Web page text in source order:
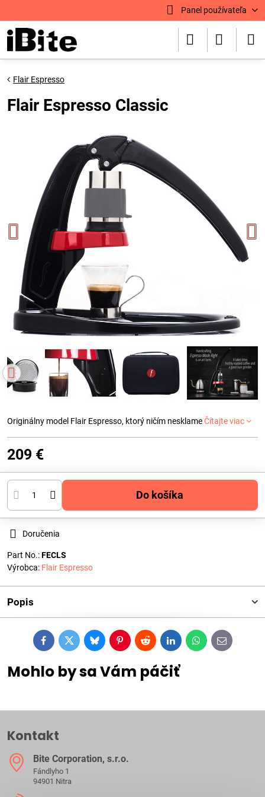
Panel používateľa
Flair Espresso
Flair Espresso Classic
Originálny model Flair Espresso, ktorý ničím nesklameČítajte viac
209 €
Do košíka
Doručenia
Part No.:FECLS
Výrobca: Flair Espresso
Popis
FacebookTwitterBlueskyPinterestRedditLinkedInWhatsApp
E-
mail
Mohlo by sa Vám páčiť
Kontakt
Bite Corporation, s​.r​.o​.
Fándlyho 1
94901 Nitra